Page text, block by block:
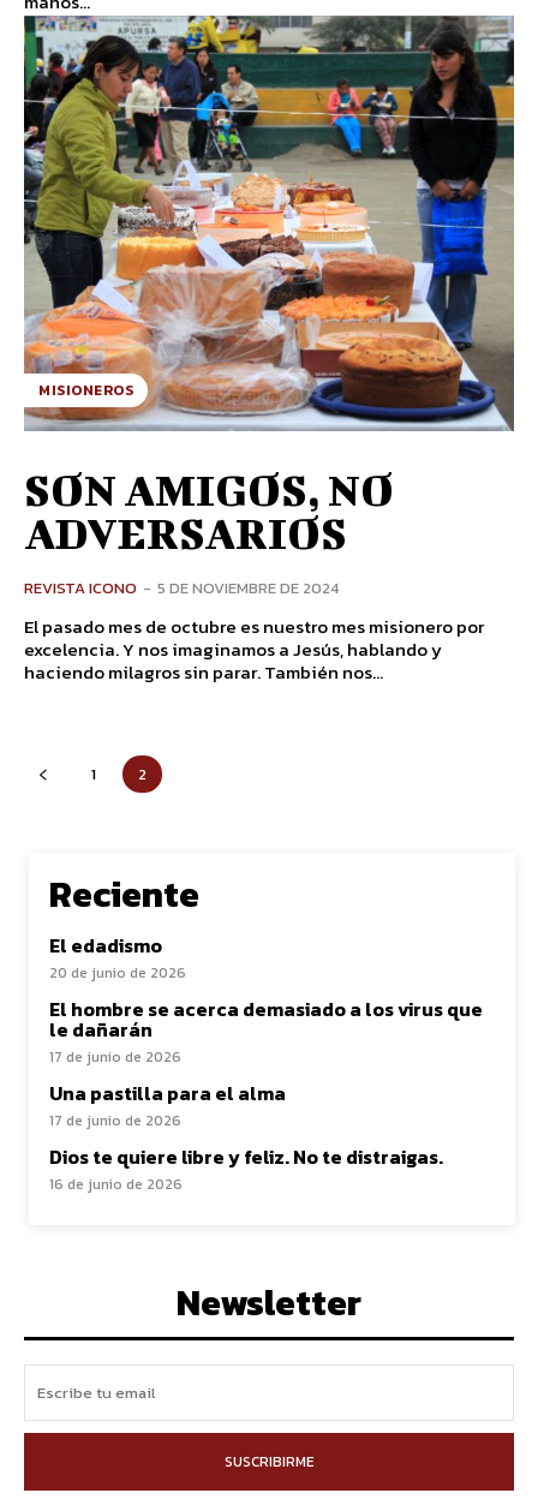
MISIONEROS
SON AMIGOS, NO
ADVERSARIOS
REVISTA ICONO - 5 DE NOVIEMBRE DE 2024
El pasado mes de octubre es nuestro mes misionero por
excelencia. Y nos imaginamos a Jesús, hablando y
haciendo milagros sin parar. También nos...
1 2
Reciente
El edadismo
20 de junio de 2026
El hombre se acerca demasiado a los virus que
le dañarán
17 de junio de 2026
Una pastilla para el alma
17 de junio de 2026
Dios te quiere libre y feliz. No te distraigas.
16 de junio de 2026
Newsletter
SUSCRIBIRME